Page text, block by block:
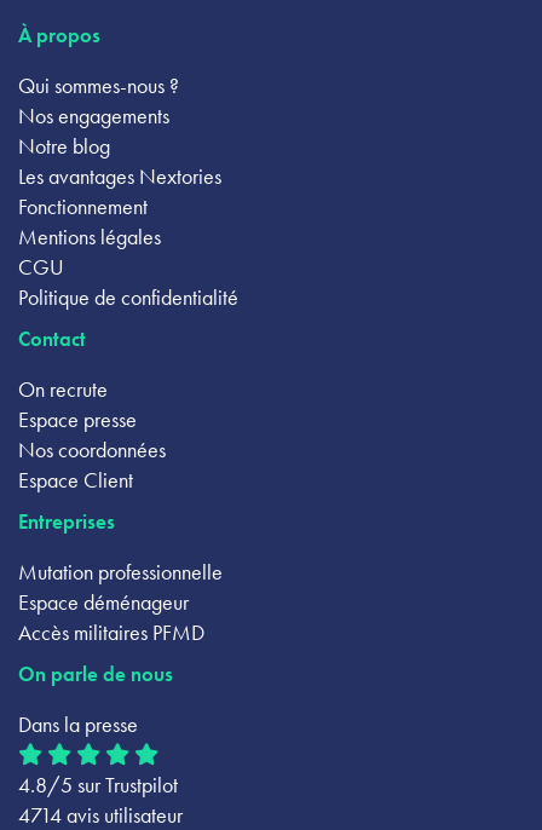
À propos
Qui sommes-nous ?
Nos engagements
Notre blog
Les avantages Nextories
Fonctionnement
Mentions légales
CGU
Politique de confidentialité
Contact
On recrute
Espace presse
Nos coordonnées
Espace Client
Entreprises
Mutation professionnelle
Espace déménageur
Accès militaires PFMD
On parle de nous
Dans la presse
4.8/5 sur Trustpilot
4714 avis utilisateur